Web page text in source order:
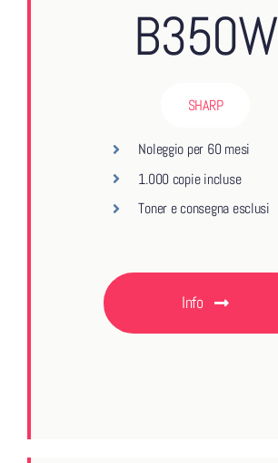
B350W
SHARP
Noleggio per 60 mesi
1.000 copie incluse
Toner e consegna esclusi
Info